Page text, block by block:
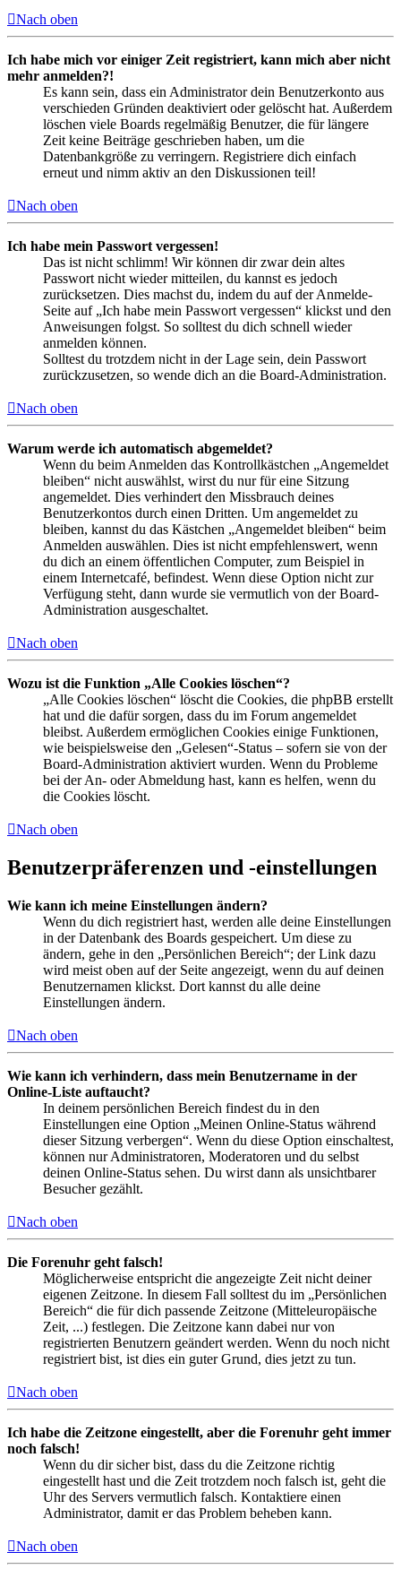
Nach oben
Ich habe mich vor einiger Zeit registriert, kann mich aber nicht
mehr anmelden?!
Es kann sein, dass ein Administrator dein Benutzerkonto aus
verschieden Gründen deaktiviert oder gelöscht hat. Außerdem
löschen viele Boards regelmäßig Benutzer, die für längere
Zeit keine Beiträge geschrieben haben, um die
Datenbankgröße zu verringern. Registriere dich einfach
erneut und nimm aktiv an den Diskussionen teil!
Nach oben
Ich habe mein Passwort vergessen!
Das ist nicht schlimm! Wir können dir zwar dein altes
Passwort nicht wieder mitteilen, du kannst es jedoch
zurücksetzen. Dies machst du, indem du auf der Anmelde-
Seite auf „Ich habe mein Passwort vergessen“ klickst und den
Anweisungen folgst. So solltest du dich schnell wieder
anmelden können.
Solltest du trotzdem nicht in der Lage sein, dein Passwort
zurückzusetzen, so wende dich an die Board-Administration.
Nach oben
Warum werde ich automatisch abgemeldet?
Wenn du beim Anmelden das Kontrollkästchen „Angemeldet
bleiben“ nicht auswählst, wirst du nur für eine Sitzung
angemeldet. Dies verhindert den Missbrauch deines
Benutzerkontos durch einen Dritten. Um angemeldet zu
bleiben, kannst du das Kästchen „Angemeldet bleiben“ beim
Anmelden auswählen. Dies ist nicht empfehlenswert, wenn
du dich an einem öffentlichen Computer, zum Beispiel in
einem Internetcafé, befindest. Wenn diese Option nicht zur
Verfügung steht, dann wurde sie vermutlich von der Board-
Administration ausgeschaltet.
Nach oben
Wozu ist die Funktion „Alle Cookies löschen“?
„Alle Cookies löschen“ löscht die Cookies, die phpBB erstellt
hat und die dafür sorgen, dass du im Forum angemeldet
bleibst. Außerdem ermöglichen Cookies einige Funktionen,
wie beispielsweise den „Gelesen“-Status – sofern sie von der
Board-Administration aktiviert wurden. Wenn du Probleme
bei der An- oder Abmeldung hast, kann es helfen, wenn du
die Cookies löscht.
Nach oben
Benutzerpräferenzen und -einstellungen
Wie kann ich meine Einstellungen ändern?
Wenn du dich registriert hast, werden alle deine Einstellungen
in der Datenbank des Boards gespeichert. Um diese zu
ändern, gehe in den „Persönlichen Bereich“; der Link dazu
wird meist oben auf der Seite angezeigt, wenn du auf deinen
Benutzernamen klickst. Dort kannst du alle deine
Einstellungen ändern.
Nach oben
Wie kann ich verhindern, dass mein Benutzername in der
Online-Liste auftaucht?
In deinem persönlichen Bereich findest du in den
Einstellungen eine Option „Meinen Online-Status während
dieser Sitzung verbergen“. Wenn du diese Option einschaltest,
können nur Administratoren, Moderatoren und du selbst
deinen Online-Status sehen. Du wirst dann als unsichtbarer
Besucher gezählt.
Nach oben
Die Forenuhr geht falsch!
Möglicherweise entspricht die angezeigte Zeit nicht deiner
eigenen Zeitzone. In diesem Fall solltest du im „Persönlichen
Bereich“ die für dich passende Zeitzone (Mitteleuropäische
Zeit, ...) festlegen. Die Zeitzone kann dabei nur von
registrierten Benutzern geändert werden. Wenn du noch nicht
registriert bist, ist dies ein guter Grund, dies jetzt zu tun.
Nach oben
Ich habe die Zeitzone eingestellt, aber die Forenuhr geht immer
noch falsch!
Wenn du dir sicher bist, dass du die Zeitzone richtig
eingestellt hast und die Zeit trotzdem noch falsch ist, geht die
Uhr des Servers vermutlich falsch. Kontaktiere einen
Administrator, damit er das Problem beheben kann.
Nach oben